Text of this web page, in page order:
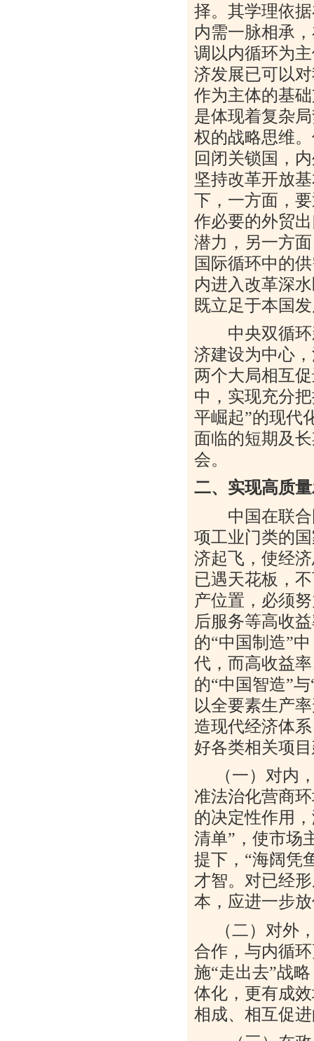
择。其学理依
内需一脉相承
调以内循环为
济发展已可以
作为主体的基
是体现着复杂
权的战略思维
回闭关锁国，
坚持改革开放
下，一方面，
作必要的外贸
潜力，另一方
国际循环中的
内进入改革深
既立足于本国
中央双循环
济建设为中心
两个大局相互
中，实现充分
平崛起”的现代
面临的短期及
会。
二、实现高质
中国在联合
项工业门类的
济起飞，使经
已遇天花板，
产位置，必须
后服务等高收
的“中国制造”
代，而高收益
的“中国智造”与
以全要素生产
造现代经济体
好各类相关项
（一）对内，
准法治化营商
的决定性作用
清单” ，使市场
提下， “海阔凭
才智。对已经
本，应进一步
（二）对外，
合作，与内循
施“走出去”战
体化，更有成
相成、相互促